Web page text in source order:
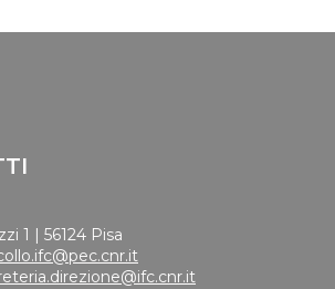
1 | 56124 Pisa